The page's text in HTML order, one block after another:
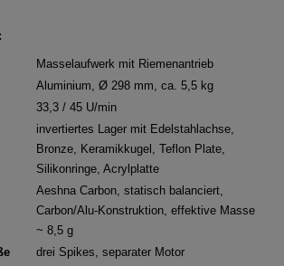
Masselaufwerk mit Riemenantrieb
Aluminium, Ø 298 mm, ca. 5,5 kg
33,3 / 45 U/min
invertiertes Lager mit Edelstahlachse,
Bronze, Keramikkugel, Teflon Plate,
Silikonringe, Acrylplatte
Aeshna Carbon, statisch balanciert,
Carbon/Alu-Konstruktion, effektive Masse
~ 8,5 g
drei Spikes, separater Motor